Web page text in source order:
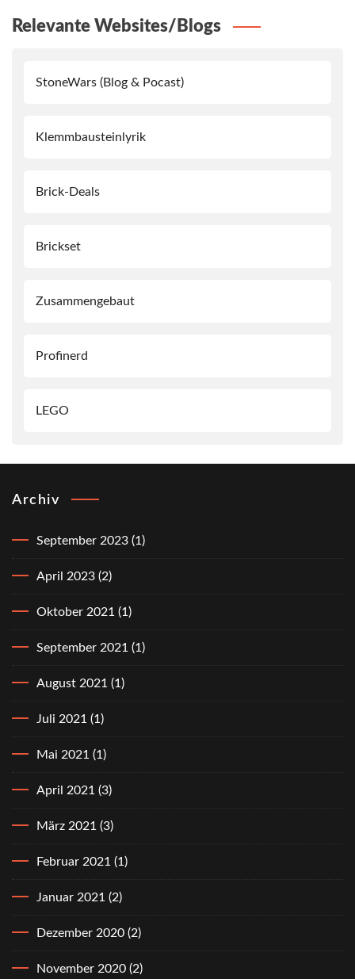
Relevante Websites/Blogs
StoneWars (Blog & Pocast)
Klemmbausteinlyrik
Brick-Deals
Brickset
Zusammengebaut
Profinerd
LEGO
Archiv
September 2023 (1)
April 2023 (2)
Oktober 2021 (1)
September 2021 (1)
August 2021 (1)
Juli 2021 (1)
Mai 2021 (1)
April 2021 (3)
März 2021 (3)
Februar 2021 (1)
Januar 2021 (2)
Dezember 2020 (2)
November 2020 (2)